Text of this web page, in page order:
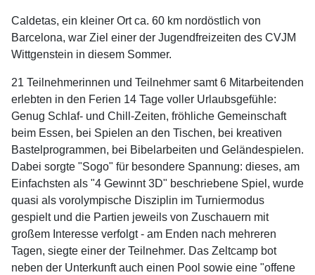
Caldetas, ein kleiner Ort ca. 60 km nordöstlich von
Barcelona, war Ziel einer der Jugendfreizeiten des CVJM
Wittgenstein in diesem Sommer.
21 Teilnehmerinnen und Teilnehmer samt 6 Mitarbeitenden
erlebten in den Ferien 14 Tage voller Urlaubsgefühle:
Genug Schlaf- und Chill-Zeiten, fröhliche Gemeinschaft
beim Essen, bei Spielen an den Tischen, bei kreativen
Bastelprogrammen, bei Bibelarbeiten und Geländespielen.
Dabei sorgte "Sogo" für besondere Spannung: dieses, am
Einfachsten als "4 Gewinnt 3D" beschriebene Spiel, wurde
quasi als vorolympische Disziplin im Turniermodus
gespielt und die Partien jeweils von Zuschauern mit
großem Interesse verfolgt - am Enden nach mehreren
Tagen, siegte einer der Teilnehmer. Das Zeltcamp bot
neben der Unterkunft auch einen Pool sowie eine "offene